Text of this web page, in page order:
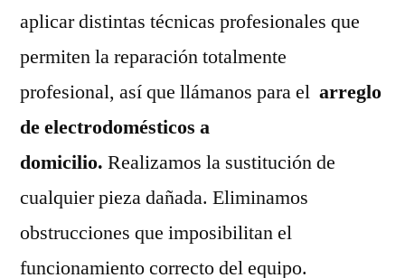
aplicar distintas técnicas profesionales que
permiten la reparación totalmente
profesional, así que llámanos para el arreglo
de electrodomésticos a
domicilio. Realizamos la sustitución de
cualquier pieza dañada. Eliminamos
obstrucciones que imposibilitan el
funcionamiento correcto del equipo.